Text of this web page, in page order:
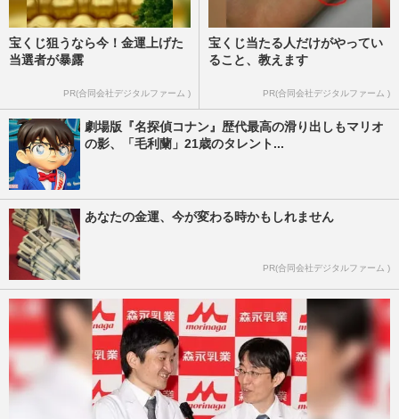
宝くじ狙うなら今！金運上げた
当選者が暴露
PR(合同会社デジタルファーム )
宝くじ当たる人だけがやってい
ること、教えます
PR(合同会社デジタルファーム )
劇場版『名探偵コナン』歴代最高の滑り出しもマリオ
の影、「毛利蘭」21歳のタレント...
あなたの金運、今が変わる時かもしれません
PR(合同会社デジタルファーム )